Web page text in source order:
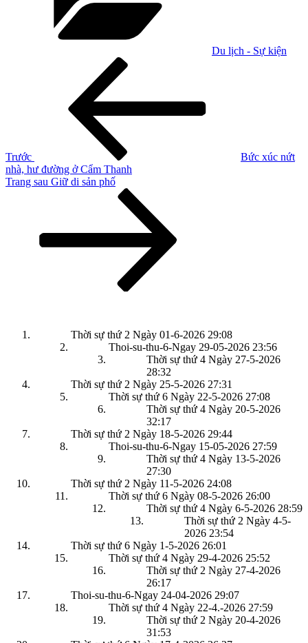
Du lịch - Sự kiện
Trước
Bức xúc nứt
nhà, hư đường ở Cẩm Thanh
Bài
Trang sau Giữ di sản phố
Thời sự thứ 2 Ngày 01-6-2026 29:08
Thoi-su-thu-6-Ngay 29-05-2026 23:56
Thời sự thứ 4 Ngày 27-5-2026
28:32
Thời sự thứ 2 Ngày 25-5-2026 27:31
Thời sự thứ 6 Ngày 22-5-2026 27:08
Thời sự thứ 4 Ngày 20-5-2026
32:17
Thời sự thứ 2 Ngày 18-5-2026 29:44
Thoi-su-thu-6-Ngay 15-05-2026 27:59
Thời sự thứ 4 Ngày 13-5-2026
27:30
Thời sự thứ 2 Ngày 11-5-2026 24:08
Thời sự thứ 6 Ngày 08-5-2026 26:00
Thời sự thứ 4 Ngày 6-5-2026 28:59
Thời sự thứ 2 Ngày 4-5-
2026 23:54
Thời sự thứ 6 Ngày 1-5-2026 26:01
Thời sự thứ 4 Ngày 29-4-2026 25:52
Thời sự thứ 2 Ngày 27-4-2026
26:17
Thoi-su-thu-6-Ngay 24-04-2026 29:07
Thời sự thứ 4 Ngày 22-4.-2026 27:59
Thời sự thứ 2 Ngày 20-4-2026
31:53